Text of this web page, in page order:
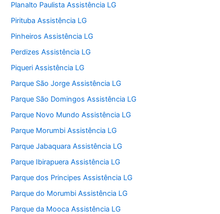
Planalto Paulista Assistência LG
Pirituba Assistência LG
Pinheiros Assistência LG
Perdizes Assistência LG
Piqueri Assistência LG
Parque São Jorge Assistência LG
Parque São Domingos Assistência LG
Parque Novo Mundo Assistência LG
Parque Morumbi Assistência LG
Parque Jabaquara Assistência LG
Parque Ibirapuera Assistência LG
Parque dos Principes Assistência LG
Parque do Morumbi Assistência LG
Parque da Mooca Assistência LG